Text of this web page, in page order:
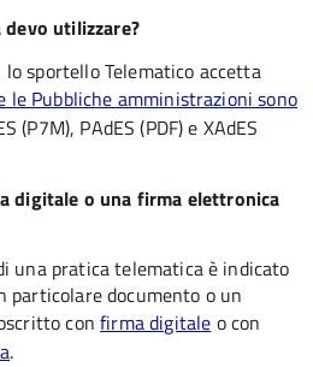
utilizzare?
sportello Telematico accetta
Pubbliche amministrazioni sono
(P7M), PAdES (PDF) e XAdES
digitale o una firma elettronica
una pratica telematica è indicato
particolare documento o un
confirma digitale o con
.